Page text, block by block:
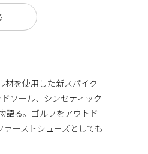
材を使用した新スパイク
ソール、シンセティック
語る。ゴルフをアウトド
ーストシューズとしても